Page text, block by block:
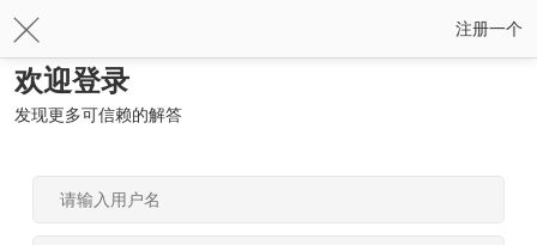
注册一个
欢迎登录
发现更多可信赖的解答